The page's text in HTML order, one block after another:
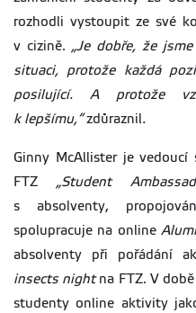
rozhodli vystoupit ze své
v cizině. „Je dobře, že
situaci, protože každá
posilující. A protože
k lepšímu,“zdůraznil .
Ginny McAllister je vedoucí
FTZ „Student
s absolventy,
spolupracuje na online
absolventy při pořádání
insects nightna FTZ. V
studenty online aktivity